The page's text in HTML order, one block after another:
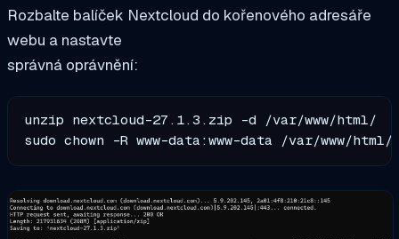
Rozbalte balíček Nextcloud do kořenového adresáře
webu a nastavte
správná oprávnění:
unzip nextcloud-27.1.3.zip -d /var/www/html/
sudo chown -R www-data:www-data /var/www/